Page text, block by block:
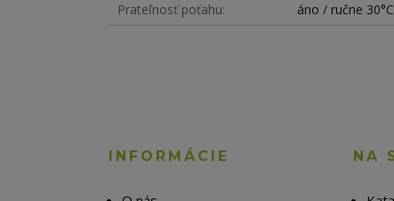
Prateľnosť poťahu
áno / ručne 30°C
INFORMÁCIE NA